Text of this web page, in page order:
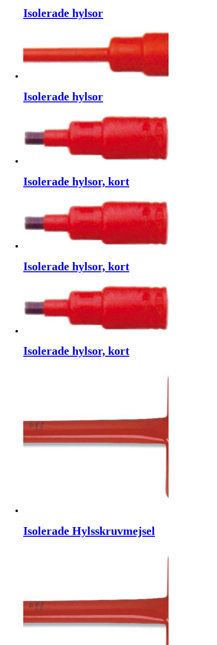
Isolerade hylsor
Isolerade hylsor
Isolerade hylsor, kort
Isolerade hylsor, kort
Isolerade hylsor, kort
Isolerade Hylsskruvmejsel